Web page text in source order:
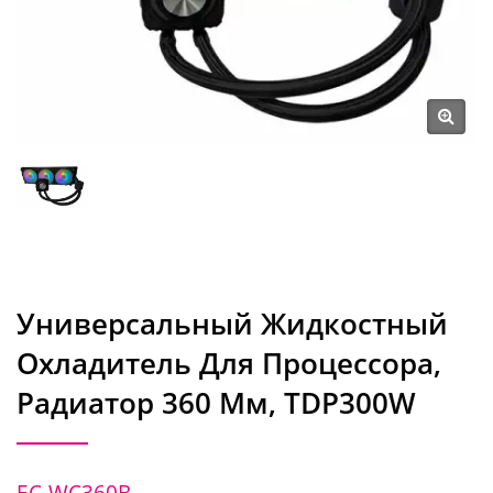
Универсальный Жидкостный
Охладитель Для Процессора,
Радиатор 360 Мм, TDP300W